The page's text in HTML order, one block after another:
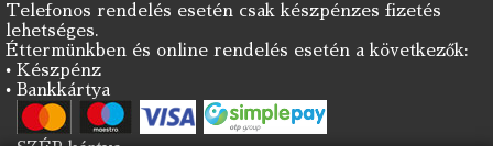
Telefonos rendelés esetén csak készpénzes fizetés
lehetséges.
Éttermünkben és online rendelés esetén a következők:
• Készpénz
• Bankkártya
• SZÉP kártya